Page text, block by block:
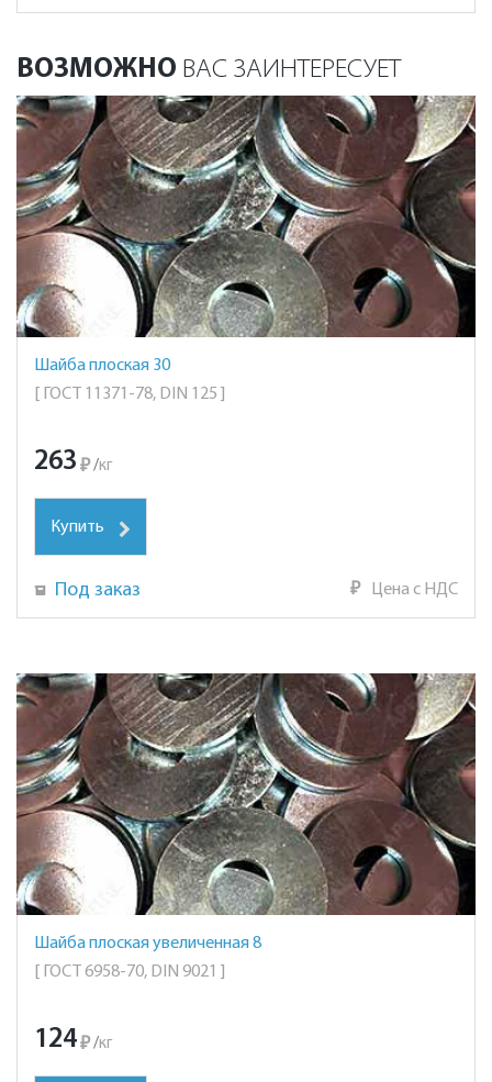
ВОЗМОЖНО ВАС ЗАИНТЕРЕСУЕТ
Шайба плоская 30
[ ГОСТ 11371-78, DIN 125 ]
263 ₽ /кг
Купить
Под заказ ₽ Цена с НДС
Шайба плоская увеличенная 8
[ ГОСТ 6958-70, DIN 9021 ]
124₽ /кг